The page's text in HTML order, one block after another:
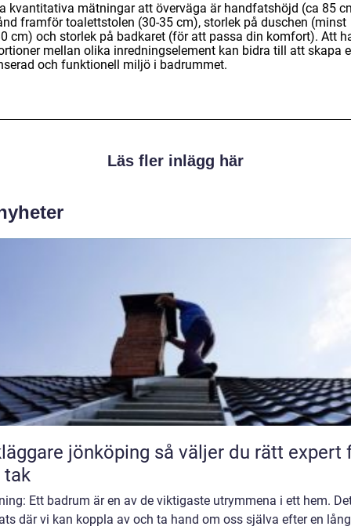
kvantitativa mätningar att överväga är handfatshöjd (ca 85
framför toalettstolen (30-35 cm), storlek på duschen (minst
cm) och storlek på badkaret (för att passa din komfort). Att
mellan olika inredningselement kan bidra till att skapa
och funktionell miljö i badrummet.
Läs fler inlägg här
jönköping så väljer du rätt expert för
Ett badrum är en av de viktigaste utrymmena i ett hem.
där vi kan koppla av och ta hand om oss själva efter en